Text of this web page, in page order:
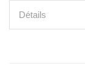
Détails